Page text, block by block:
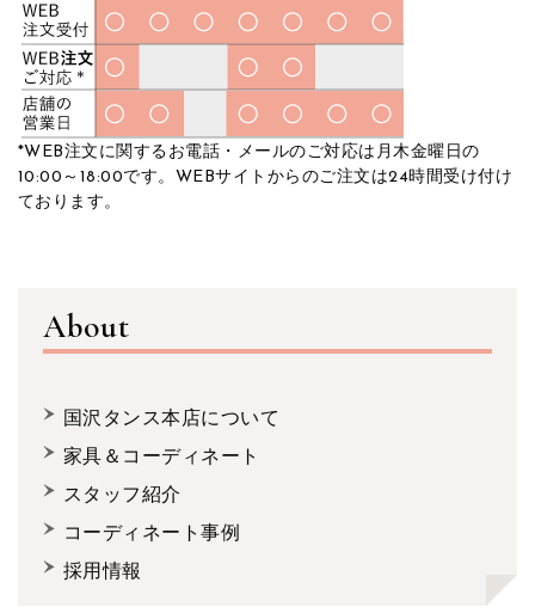
*WEB注文に関するお電話・メールのご対応は月木金曜日の
10:00～18:00です。WEBサイトからのご注文は24時間受け付け
ております。
About
国沢タンス本店について
家具＆コーディネート
スタッフ紹介
コーディネート事例
採用情報